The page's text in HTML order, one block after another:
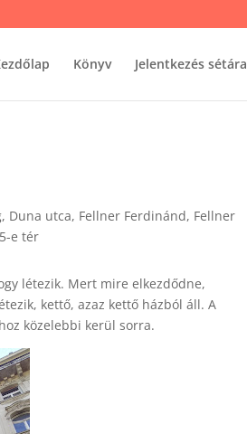
Könyv Jelentkezés sétára
, Duna utca, Fellner Ferdinánd, Fellner
e tér
létezik. Mert mire elkezdődne,
kettő, azaz kettő házból áll. A
közelebbi kerül sorra.